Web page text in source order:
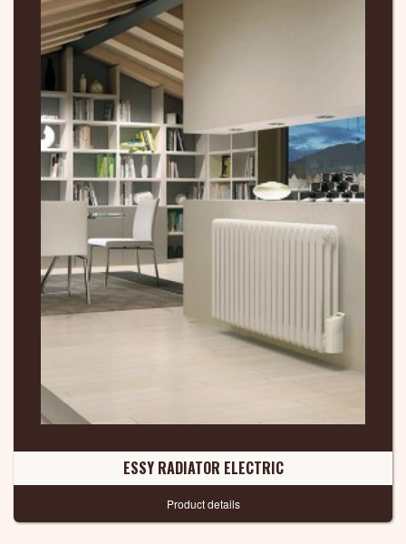
ESSY RADIATOR ELECTRIC
Product details